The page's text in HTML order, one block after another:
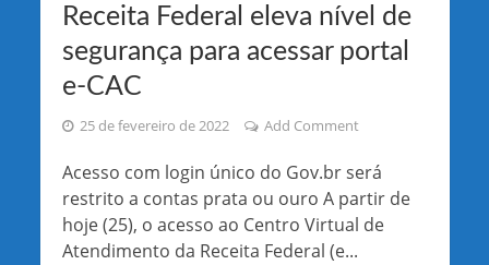
Receita Federal eleva nível de
segurança para acessar portal
e-CAC
25 de fevereiro de 2022 Add Comment
Acesso com login único do Gov.br será
restrito a contas prata ou ouro A partir de
hoje (25), o acesso ao Centro Virtual de
Atendimento da Receita Federal (e...